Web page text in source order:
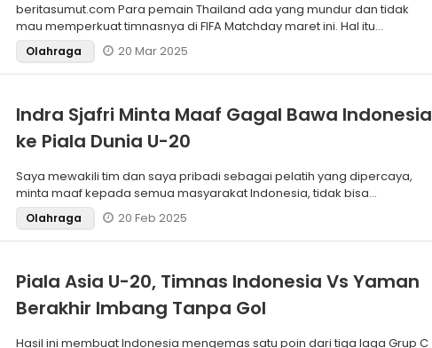
beritasumut.com Para pemain Thailand ada yang mundur dan tidak
mau memperkuat timnasnya di FIFA Matchday maret ini. Hal itu
diungkapkan pel
Olahraga 20 Mar 2025
Indra Sjafri Minta Maaf Gagal Bawa Indonesia
ke Piala Dunia U-20
Saya mewakili tim dan saya pribadi sebagai pelatih yang dipercaya,
minta maaf kepada semua masyarakat Indonesia, tidak bisa
memenuhi keingin
Olahraga 20 Feb 2025
Piala Asia U-20, Timnas Indonesia Vs Yaman
Berakhir Imbang Tanpa Gol
Hasil ini membuat Indonesia mengemas satu poin dari tiga laga Grup C